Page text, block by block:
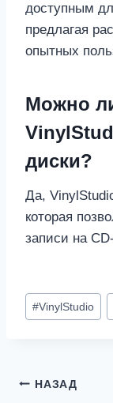
доступным
предлагая
опытных
Можно
диски?
Да,
которая
записи на
Метки
записи:
#VinylStudio
НАЗАД